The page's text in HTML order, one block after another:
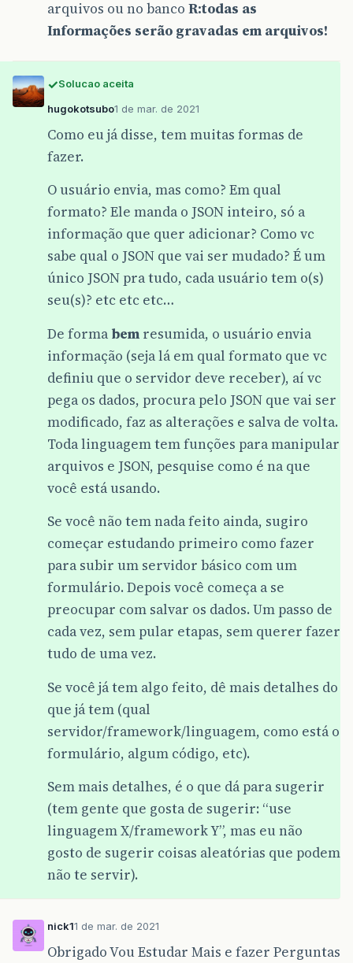
arquivos ou no banco R:todas as
Informações serão gravadas em arquivos!
Solucao aceita
hugokotsubo1 de mar. de 2021
Como eu já disse, tem muitas formas de
fazer.
O usuário envia, mas como? Em qual
formato? Ele manda o JSON inteiro, só a
informação que quer adicionar? Como vc
sabe qual o JSON que vai ser mudado? É um
único JSON pra tudo, cada usuário tem o(s)
seu(s)? etc etc etc…
De forma bem resumida, o usuário envia
informação (seja lá em qual formato que vc
definiu que o servidor deve receber), aí vc
pega os dados, procura pelo JSON que vai ser
modificado, faz as alterações e salva de volta.
Toda linguagem tem funções para manipular
arquivos e JSON, pesquise como é na que
você está usando.
Se você não tem nada feito ainda, sugiro
começar estudando primeiro como fazer
para subir um servidor básico com um
formulário. Depois você começa a se
preocupar com salvar os dados. Um passo de
cada vez, sem pular etapas, sem querer fazer
tudo de uma vez.
Se você já tem algo feito, dê mais detalhes do
que já tem (qual
servidor/framework/linguagem, como está o
formulário, algum código, etc).
Sem mais detalhes, é o que dá para sugerir
(tem gente que gosta de sugerir: “use
linguagem X/framework Y”, mas eu não
gosto de sugerir coisas aleatórias que podem
não te servir).
nick11 de mar. de 2021
Obrigado Vou Estudar Mais e fazer Perguntas